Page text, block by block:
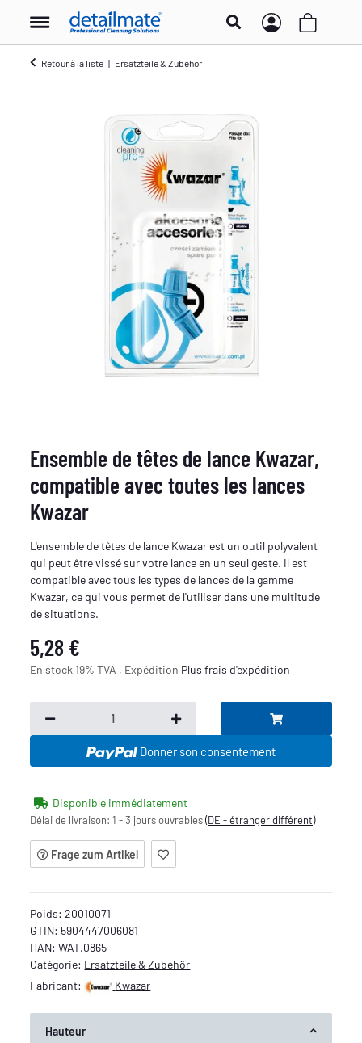
Retour à la liste Ersatzteile & Zubehör
Ensemble de têtes de lance Kwazar,
compatible avec toutes les lances
Kwazar
L'ensemble de têtes de lance Kwazar est un outil polyvalent
qui peut être vissé sur votre lance en un seul geste. Il est
compatible avec tous les types de lances de la gamme
Kwazar, ce qui vous permet de l'utiliser dans une multitude
de situations.
5,28 €
En stock 19% TVA , Expédition Plusfrais d'expédition
Donner son consentement
Disponible immédiatement
Délai de livraison:1 - 3 jours ouvrables(DE - étranger différent)
Frage zum Artikel
Poids:20010071
GTIN: 5904447006081
HAN: WAT.0865
Catégorie: Ersatzteile & Zubehör
Fabricant:
Kwazar
Hauteur